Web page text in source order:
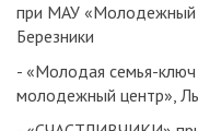
при МАУ «Молодежный
Березники
- «Молодая семья-
молодежный центр»,